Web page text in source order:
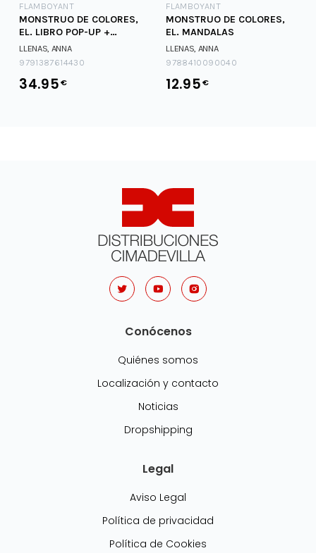
FLAMBOYANT
MONSTRUO DE COLORES,
EL. LIBRO POP-UP +
PELUCHE MONSTRUO
LLENAS, ANNA
9791387614430
34.95€
FLAMBOYANT
MONSTRUO DE COLORES,
EL. MANDALAS
LLENAS, ANNA
9788410090040
12.95€
Conócenos
Quiénes somos
Localización y contacto
Noticias
Dropshipping
Legal
Aviso Legal
Política de privacidad
Política de Cookies